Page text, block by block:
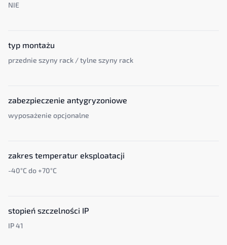
NIE
typ montażu
przednie szyny rack / tylne szyny rack
zabezpieczenie antygryzoniowe
wyposażenie opcjonalne
zakres temperatur eksploatacji
-40°C do +70°C
stopień szczelności IP
IP 41